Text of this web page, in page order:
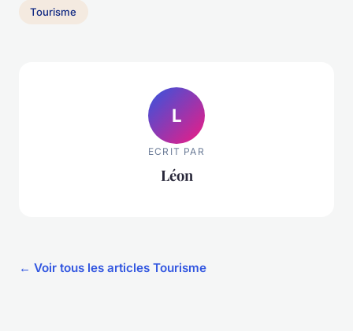
Tourisme
L
ECRIT PAR
Léon
← Voir tous les articles Tourisme